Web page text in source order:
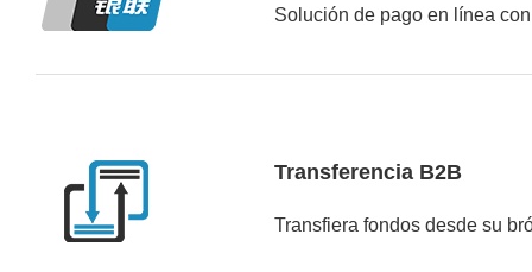
Solución de pago en línea
Transferencia B2B
Transfiera fondos desde su